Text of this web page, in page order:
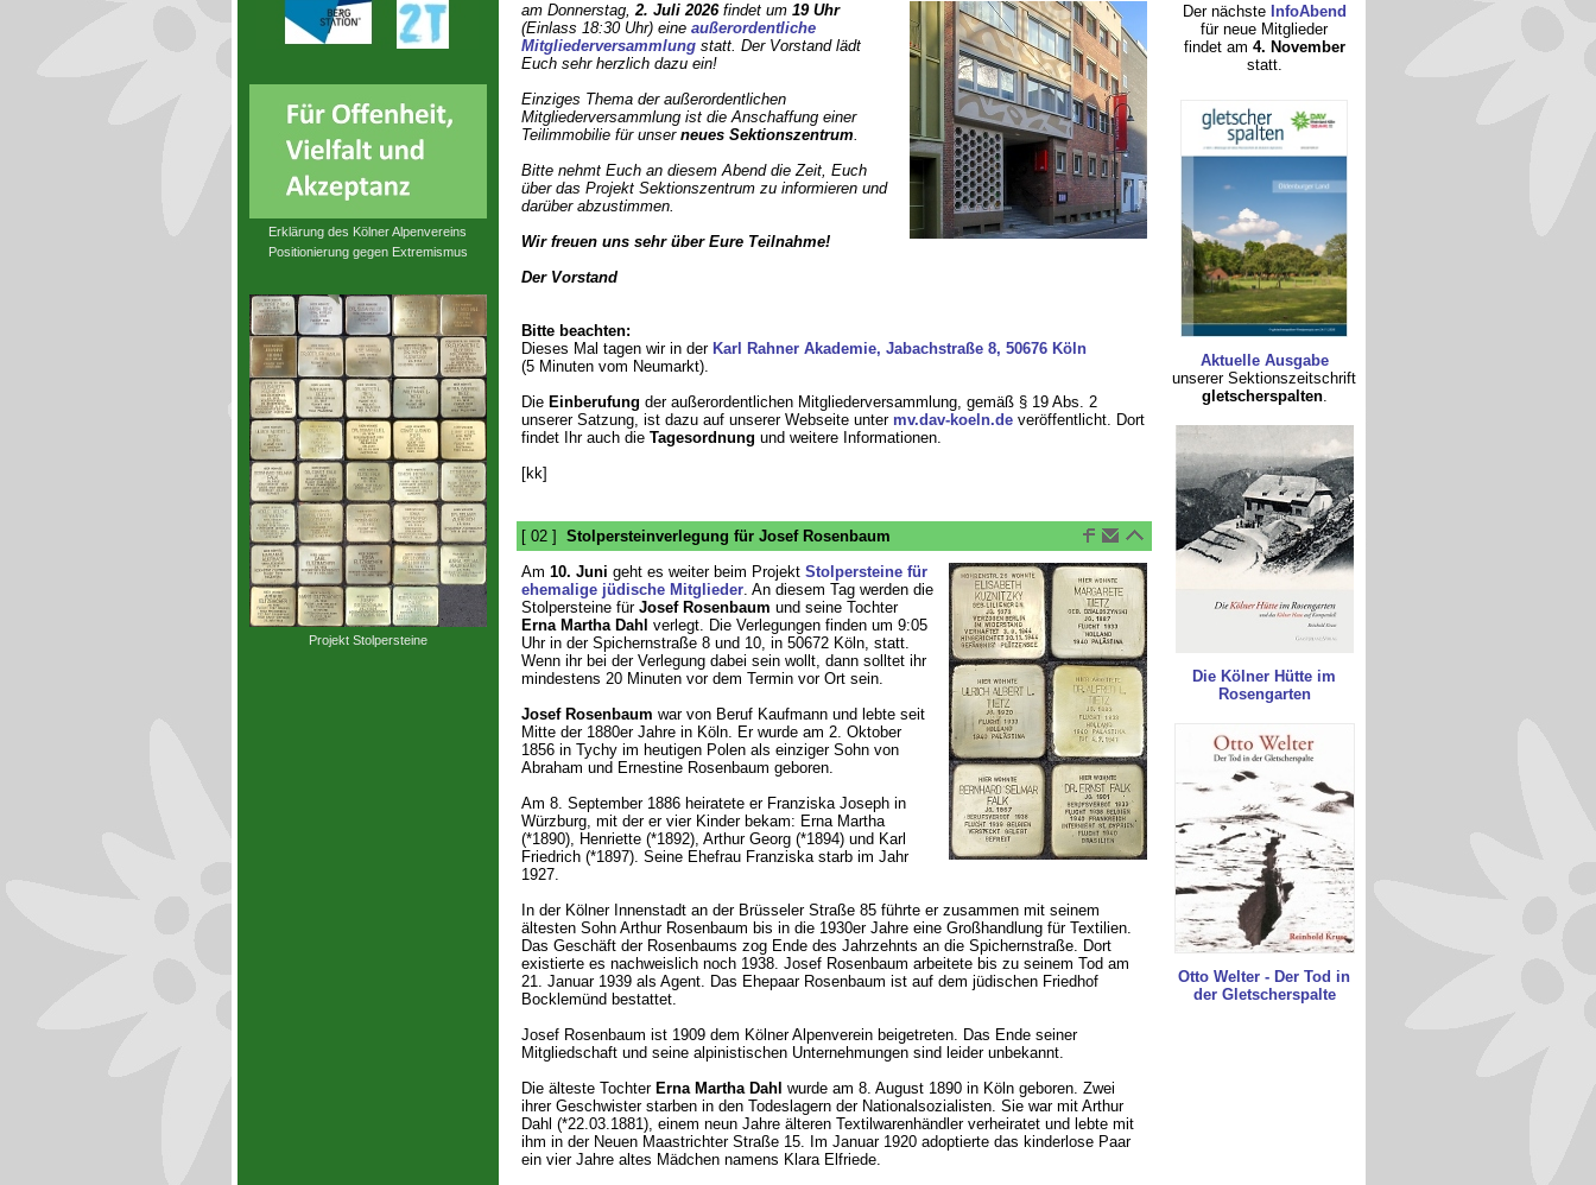
Erklärung des Kölner Alpenvereins
Positionierung gegen Extremismus
Projekt Stolpersteine
am Donnerstag,2. Juli 2026findet um 19 Uhr
(Einlass 18:30 Uhr) eine außerordentliche
Mitgliederversammlungstatt. Der Vorstand lädt
Euch sehr herzlich dazu ein!
Einziges Thema der außerordentlichen
Mitgliederversammlung ist die Anschaffung einer
Teilimmobilie für unser neues Sektionszentrum.
Bitte nehmt Euch an diesem Abend die Zeit, Euch
über das Projekt Sektionszentrum zu informieren und
darüber abzustimmen.
Wir freuen uns sehr über Eure Teilnahme!
Der Vorstand
Bitte beachten:
Dieses Mal tagen wir in der Karl Rahner Akademie, Jabachstraße 8, 50676 Köln
(5 Minuten vom Neumarkt).
Die Einberufung der außerordentlichen Mitgliederversammlung, gemäß § 19 Abs. 2
unserer Satzung, ist dazu auf unserer Webseite unter mv.dav-koeln.deveröffentlicht. Dort
findet Ihr auch die Tagesordnung und weitere Informationen.
[kk]
[ 02 ] Stolpersteinverlegung für Josef Rosenbaum
Am 10. Juni geht es weiter beim Projekt Stolpersteine für
ehemalige jüdische Mitglieder. An diesem Tag werden die
Stolpersteine für Josef Rosenbaum und seine Tochter
Erna Martha Dahl verlegt. Die Verlegungen finden um 9:05
Uhr in der Spichernstraße 8 und 10, in 50672 Köln, statt.
Wenn ihr bei der Verlegung dabei sein wollt, dann solltet ihr
mindestens 20 Minuten vor dem Termin vor Ort sein.
Josef Rosenbaum war von Beruf Kaufmann und lebte seit
Mitte der 1880er Jahre in Köln. Er wurde am 2. Oktober
1856 in Tychy im heutigen Polen als einziger Sohn von
Abraham und Ernestine Rosenbaum geboren.
Am 8. September 1886 heiratete er Franziska Joseph in
Würzburg, mit der er vier Kinder bekam: Erna Martha
(*1890), Henriette (*1892), Arthur Georg (*1894) und Karl
Friedrich (*1897). Seine Ehefrau Franziska starb im Jahr
1927.
In der Kölner Innenstadt an der Brüsseler Straße 85 führte er zusammen mit seinem
ältesten Sohn Arthur Rosenbaum bis in die 1930er Jahre eine Großhandlung für Textilien.
Das Geschäft der Rosenbaums zog Ende des Jahrzehnts an die Spichernstraße. Dort
existierte es nachweislich noch 1938. Josef Rosenbaum arbeitete bis zu seinem Tod am
21. Januar 1939 als Agent. Das Ehepaar Rosenbaum ist auf dem jüdischen Friedhof
Bocklemünd bestattet.
Josef Rosenbaum ist 1909 dem Kölner Alpenverein beigetreten. Das Ende seiner
Mitgliedschaft und seine alpinistischen Unternehmungen sind leider unbekannt.
Die älteste Tochter Erna Martha Dahl wurde am 8. August 1890 in Köln geboren. Zwei
ihrer Geschwister starben in den Todeslagern der Nationalsozialisten. Sie war mit Arthur
Dahl (*22.03.1881), einem neun Jahre älteren Textilwarenhändler verheiratet und lebte mit
ihm in der Neuen Maastrichter Straße 15. Im Januar 1920 adoptierte das kinderlose Paar
ein vier Jahre altes Mädchen namens Klara Elfriede.
Der nächste InfoAbend
für neue Mitglieder
findet am 4. November
statt.
Aktuelle Ausgabe
unserer Sektionszeitschrift
gletscherspalten.
Die Kölner Hütte im
Rosengarten
Otto Welter - Der Tod in
der Gletscherspalte